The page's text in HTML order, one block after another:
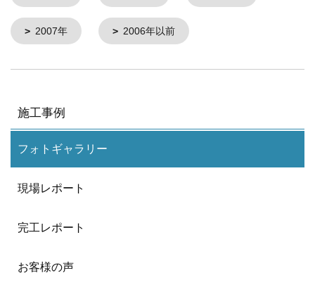
2007年 2006年以前
施工事例
フォトギャラリー
現場レポート
完工レポート
お客様の声